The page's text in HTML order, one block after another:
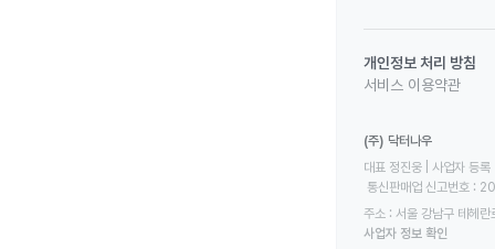
개인정보 처리 방침
서비스 이용약관
(주) 닥터나우
대표 정진웅 | 사업자
통신판매업 신고번호
주소 : 서울 강남구 테헤
사업자 정보 확인